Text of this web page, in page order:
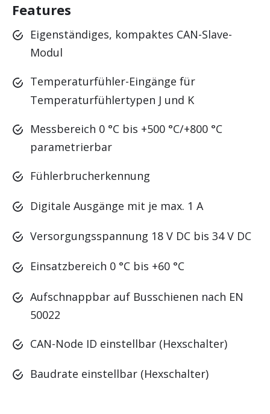
Features
Eigenständiges, kompaktes CAN-Slave-
Modul
Temperaturfühler-Eingänge für
Temperaturfühlertypen J und K
Messbereich 0 °C bis +500 °C/+800 °C
parametrierbar
Fühlerbrucherkennung
Digitale Ausgänge mit je max. 1 A
Versorgungsspannung 18 V DC bis 34 V DC
Einsatzbereich 0 °C bis +60 °C
Aufschnappbar auf Busschienen nach EN
50022
CAN-Node ID einstellbar (Hexschalter)
Baudrate einstellbar (Hexschalter)
...